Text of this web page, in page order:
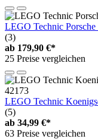
LEGO Technic
(3)
ab 179,90 €*
25 Preise vergleichen
LEGO Technic
(5)
ab 34,99 €*
63 Preise vergleichen